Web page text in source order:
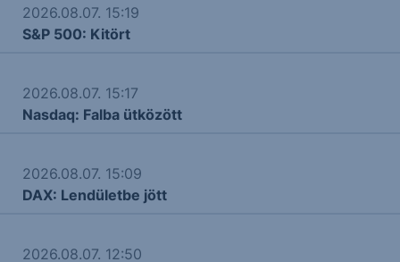
2026.08.07. 15:19
S&P 500: Kitört
2026.08.07. 15:17
Nasdaq: Falba ütközött
2026.08.07. 15:09
DAX: Lendületbe jött
2026.08.07. 12:50